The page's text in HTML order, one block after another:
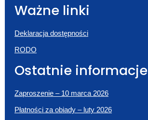
Ważne linki
Deklaracja dostępności
RODO
Ostatnie informacje
Zaproszenie – 10 marca 2026
Płatności za obiady – luty 2026